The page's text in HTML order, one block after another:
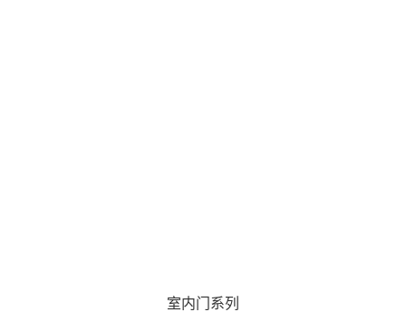
室内门系列